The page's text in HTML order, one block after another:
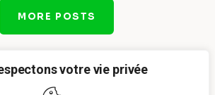
votre vie privée
MORE POSTS